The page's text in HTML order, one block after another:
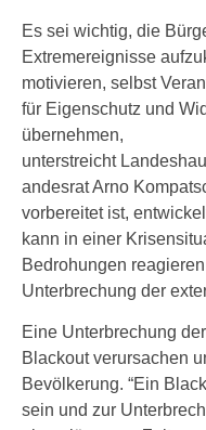
Es sei wichtig, die
Extremereignisse
motivieren, selbst
für Eigenschutz und
übernehmen,
unterstreicht
andesrat Arno
vorbereitet ist,
kann in einer
Bedrohungen
Unterbrechung der
Eine Unterbrechung
Blackout verursachen
Bevölkerung. “Ein
sein und zur